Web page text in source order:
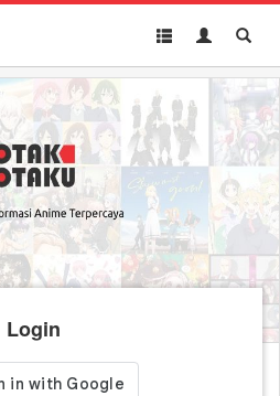
Toggle
Toggle
Login